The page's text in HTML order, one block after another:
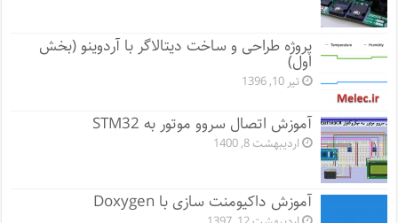
پروژه طراحی و ساخت دیتالاگر با آردوینو (بخش
اول)
تیر 10, 1396
آموزش اتصال سروو موتور به STM32
اردیبهشت 8, 1400
آموزش داکیومنت سازی با Doxygen